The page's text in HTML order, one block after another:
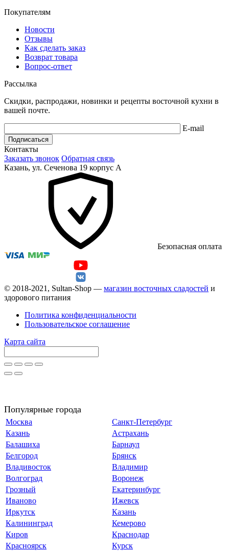
Покупателям
Новости
Отзывы
Как сделать заказ
Возврат товара
Вопрос-ответ
Рассылка
Скидки, распродажи, новинки и рецепты восточной кухни в
вашей почте.
E-mail
Подписаться
Контакты
Заказать звонок Обратная связь
Казань, ул. Сеченова 19 корпус А
Безопасная оплата
© 2018-2021, Sultan-Shop — магазин восточных сладостей и
здорового питания
Политика конфиденциальности
Пользовательское соглашение
Карта сайта
Популярные города
Москва
Санкт-Петербург
Казань
Астрахань
Балашиха
Барнаул
Белгород
Брянск
Владивосток
Владимир
Волгоград
Воронеж
Грозный
Екатеринбург
Иваново
Ижевск
Иркутск
Казань
Калининград
Кемерово
Киров
Краснодар
Красноярск
Курск